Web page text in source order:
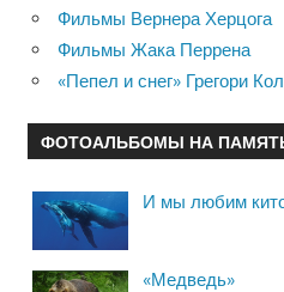
Фильмы Вернера Херцога
Фильмы Жака Перрена
«Пепел и снег» Грегори
ФОТОАЛЬБОМЫ НА
И мы любим
«Медведь»